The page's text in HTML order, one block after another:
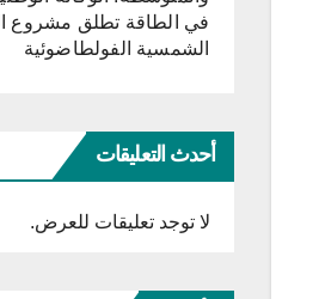
في الطاقة تطلق مشروع
الشمسية الفولطاضوئية
أحدث التعليقات
لا توجد تعليقات للعرض.